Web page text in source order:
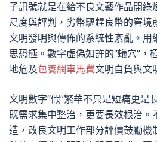
子訊號就是在給不良文藝作品開綠
尺度與評判，劣幣驅趕良幣的窘境
文明發明與傳佈的系統性紊亂。用
思恐極。數字虛偽如許的“蟻穴”，
地危及包養網車馬費文明自負與文
文明數字“假”繁華不只是短痛更是
既需求集中整治，更要長效根治。
造，改良文明工作部分評價鼓勵機